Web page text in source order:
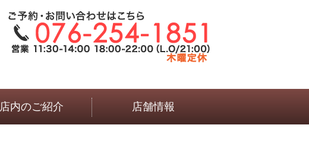
店内のご紹介 店舗情報